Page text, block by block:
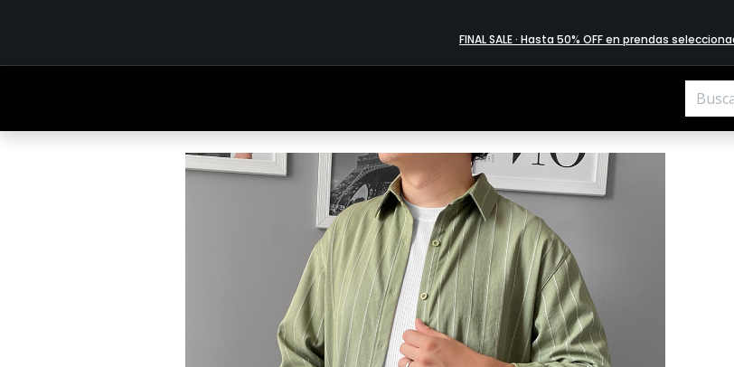
FINAL SALE · Hasta 50% OFF en prendas​